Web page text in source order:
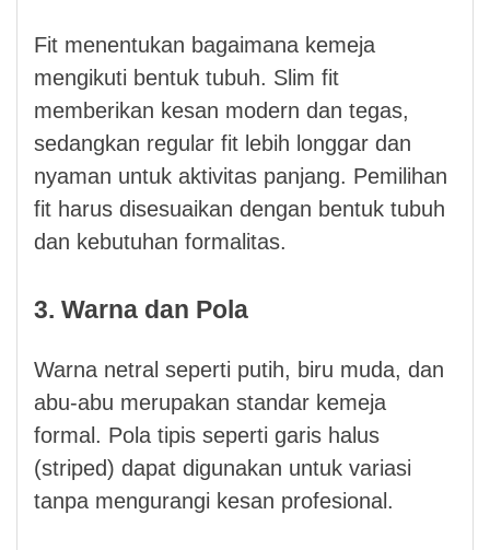
Fit menentukan bagaimana kemeja
mengikuti bentuk tubuh. Slim fit
memberikan kesan modern dan tegas,
sedangkan regular fit lebih longgar dan
nyaman untuk aktivitas panjang. Pemilihan
fit harus disesuaikan dengan bentuk tubuh
dan kebutuhan formalitas.
3. Warna dan Pola
Warna netral seperti putih, biru muda, dan
abu-abu merupakan standar kemeja
formal. Pola tipis seperti garis halus
(striped) dapat digunakan untuk variasi
tanpa mengurangi kesan profesional.